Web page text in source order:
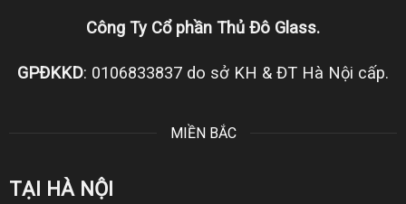
Công Ty Cổ phần Thủ Đô Glass.
GPĐKKD: 0106833837 do sở KH & ĐT Hà Nội cấp.
MIỀN BẮC
TẠI HÀ NỘI